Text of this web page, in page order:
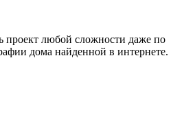
проект любой сложности даже по
дома найденной в интернете.